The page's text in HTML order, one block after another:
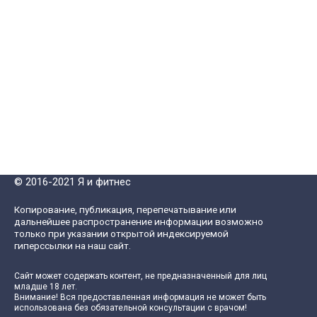
© 2016-2021 Я и фитнес
Копирование, публикация, перепечатывание или
дальнейшее распространение информации возможно
только при указании открытой индексируемой
гиперссылки на наш сайт.
Сайт может содержать контент, не предназначенный для лиц
младше 18 лет.
Внимание! Вся предоставленная информация не может быть
использована без обязательной консультации с врачом!